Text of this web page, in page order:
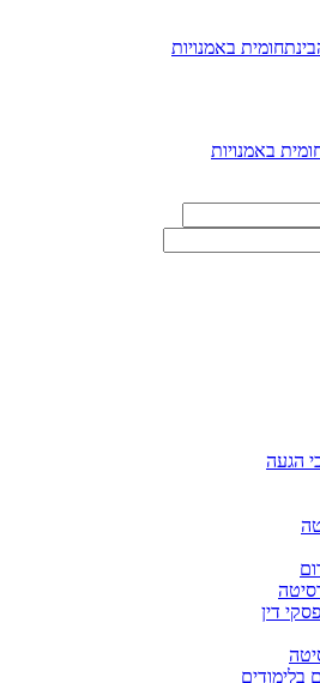
באמנויות
באמנויות
הגעה
דין
בלימודים